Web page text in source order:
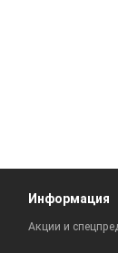
Информация
Акции и